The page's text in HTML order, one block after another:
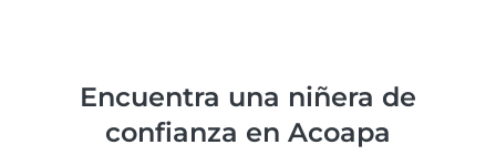
Encuentra una niñera de
confianza en Acoapa